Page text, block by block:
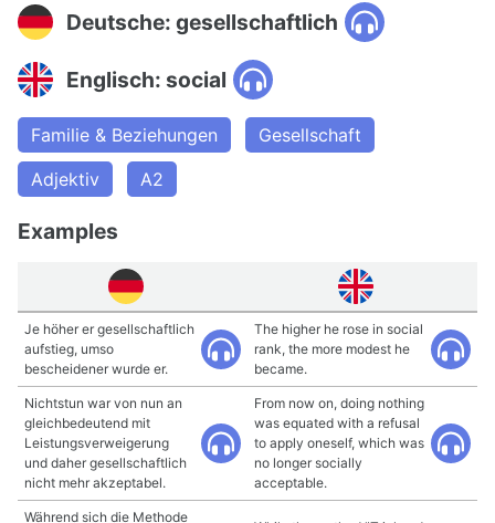
Deutsche: gesellschaftlich
Englisch: social
Familie & Beziehungen
Gesellschaft
Adjektiv
A2
Examples
Je höher er gesellschaftlich
aufstieg, umso
bescheidener wurde er.
The higher he rose in social
rank, the more modest he
became.
Nichtstun war von nun an
gleichbedeutend mit
Leistungsverweigerung
und daher gesellschaftlich
nicht mehr akzeptabel.
From now on, doing nothing
was equated with a refusal
to apply oneself, which was
no longer socially
acceptable.
Während sich die Methode